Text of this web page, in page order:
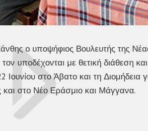
ο υποψήφιος Βουλευτής της
υποδέχονται με θετική διάθεση
στο Άβατο και τη Διομήδεια
και στο Νέο Εράσμιο και Μάγγανα.